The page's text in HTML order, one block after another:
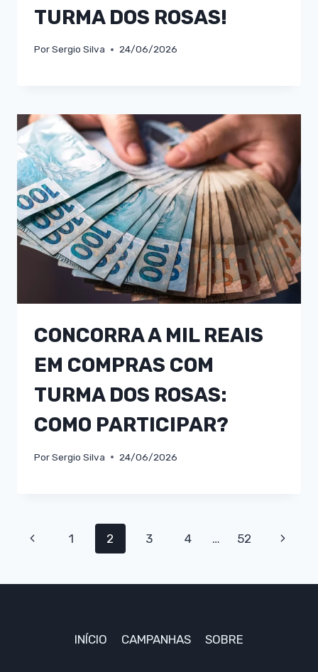
TURMA DOS ROSAS!
PorSergio Silva 24/06/2026
CONCORRA A MIL REAIS
EM COMPRAS COM
TURMA DOS ROSAS:
COMO PARTICIPAR?
PorSergio Silva 24/06/2026
Navegação
Página
1 2 3 4 … 52
Página
INÍCIO CAMPANHAS SOBRE